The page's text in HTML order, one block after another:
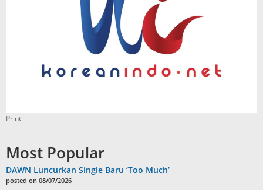
Print
Most Popular
DAWN Luncurkan Single Baru ‘Too Much’
posted on 08/07/2026